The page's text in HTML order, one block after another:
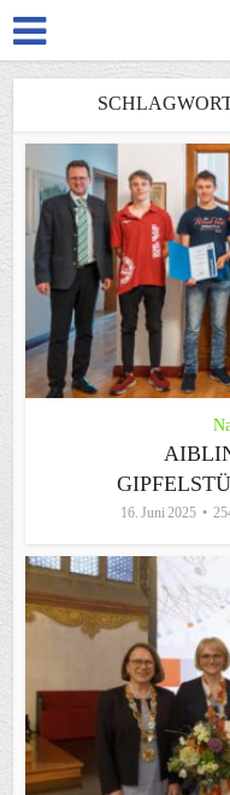
16. Juni 2025